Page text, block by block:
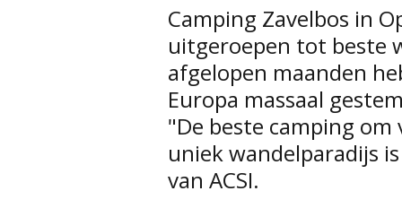
Camping Zavelbos in
uitgeroepen tot beste
afgelopen maanden
Europa massaal
"De beste camping
uniek wandelparadijs
van ACSI.